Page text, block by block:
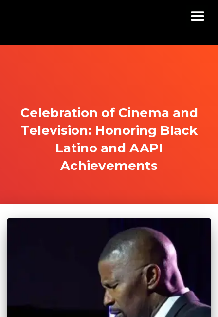
Celebration of Cinema and
Television: Honoring Black
Latino and AAPI
Achievements